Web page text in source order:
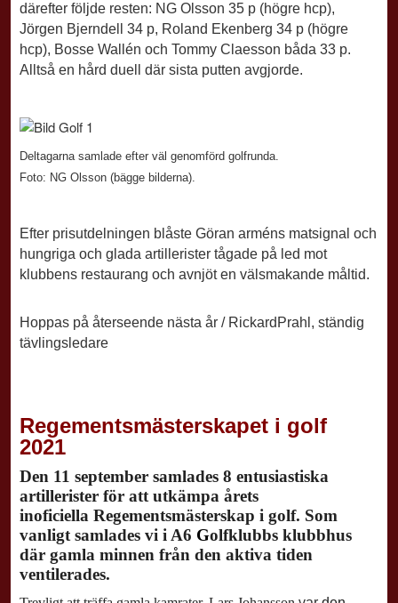
därefter följde resten: NG Olsson 35 p (högre hcp),
Jörgen Bjerndell 34 p, Roland Ekenberg 34 p (högre
hcp), Bosse Wallén och Tommy Claesson båda 33 p.
Alltså en hård duell där sista putten avgjorde.
Deltagarna samlade efter väl genomförd golfrunda.
Foto: NG Olsson (bägge bilderna).
Efter prisutdelningen blåste Göran arméns matsignal och
hungriga och glada artillerister tågade på led mot
klubbens restaurang och avnjöt en välsmakande måltid.
Hoppas på återseende nästa år / RickardPrahl, ständig
tävlingsledare
Regementsmästerskapet i golf
2021
Den 11 september samlades 8 entusiastiska
artillerister för att utkämpa årets
inoficiella Regementsmästerskap i golf. Som
vanligt samlades vi i A6 Golfklubbs klubbhus
där gamla minnen från den aktiva tiden
ventilerades.